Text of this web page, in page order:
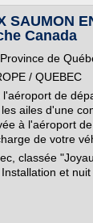
SAUMON
Canada
de
/ QUEBEC
l'aéroport de
ailes d'une
à l'aéroport
de votre
classée
et nuit